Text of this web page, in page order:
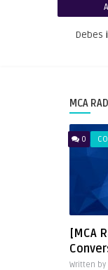
Debes
MCA
0
[MCA
Written by